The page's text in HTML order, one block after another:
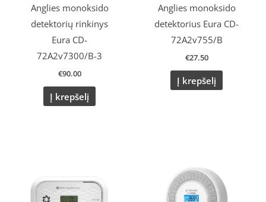
Anglies monoksido
detektorių rinkinys
Eura CD-
72A2v7300/B-3
€90.00
Į krepšelį
Anglies monoksido
detektorius Eura CD-
72A2v755/B
€27.50
Į krepšelį
€41.65.€37.27.